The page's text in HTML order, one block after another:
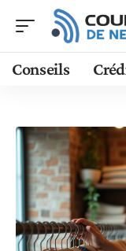
Conseils